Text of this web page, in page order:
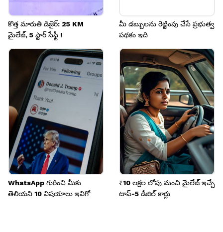
కొత్త మారుతి డిజైర్: 25 KM
మైలేజ్, 5 స్టార్ సేఫ్టీ !
మీ డబ్బులను రెట్టింపు చేసే ప్రభుత్వ
పథకం ఇది
WhatsApp గురించి మీకు
తెలియని 10 విషయాలు ఇవిగో
₹10 లక్షల లోపు మంచి మైలేజ్ ఇచ్చే
టాప్-5 డీజిల్ కార్లు